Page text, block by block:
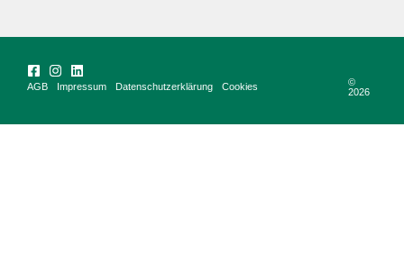
©
2026
AGB Impressum Datenschutzerklärung Cookies